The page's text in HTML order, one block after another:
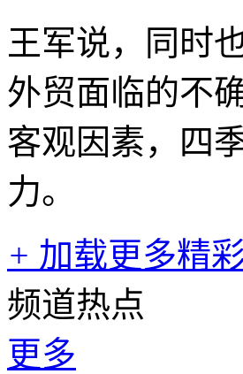
王军说，同时
外贸面临的不
客观因素，四
力。
+ 加载更多精
频道热点
更多